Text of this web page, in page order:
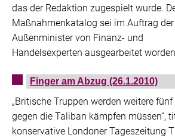
das der Redaktion zugespielt wurde.
Maßnahmenkatalog sei im Auftrag der
Außenminister von Finanz- und
Handelsexperten ausgearbeitet
Finger am Abzug (26.1.2010)
„Britische Truppen werden weitere
gegen die Taliban kämpfen müssen“,
konservative Londoner Tageszeitung